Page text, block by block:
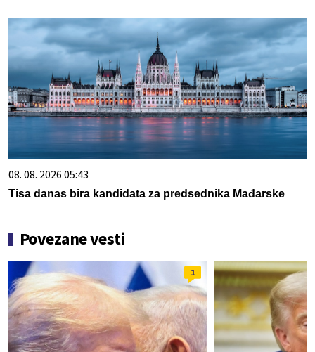
08. 08. 2026 05:43
Tisa danas bira kandidata za predsednika Mađarske
Povezane vesti
1